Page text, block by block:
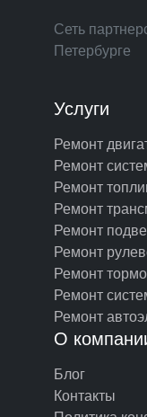
Сеть
Петербурге
Услуги
Ремонт
Ремонт
Ремонт
Ремонт
Ремонт
Ремонт
Ремонт
Ремонт
Ремонт
О
Блог
Контакты